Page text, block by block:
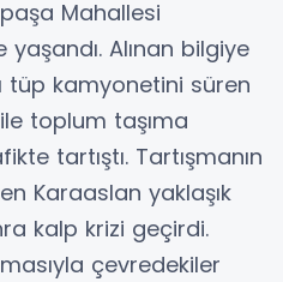
Mahallesi
Alınan bilgiye
tüp kamyonetini süren
toplum taşıma
tartıştı. Tartışmanın
Karaaslan yaklaşık
kalp krizi geçirdi.
çevredekiler